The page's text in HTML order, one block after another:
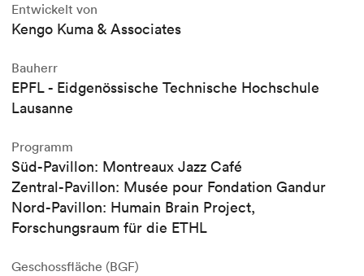
Entwickelt von
Kengo Kuma & Associates
Bauherr
EPFL - Eidgenössische Technische Hochschule
Lausanne
Programm
Süd-Pavillon: Montreaux Jazz Café
Zentral-Pavillon: Musée pour Fondation Gandur
Nord-Pavillon: Humain Brain Project,
Forschungsraum für die ETHL
Geschossfläche (BGF)